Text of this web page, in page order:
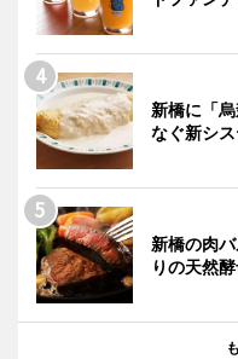
新橋に「
なぐ新シ
新橋の肉
りの天然